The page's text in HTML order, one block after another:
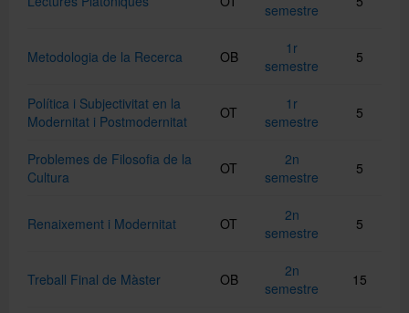
semestre
Metodologia de la Recerca OB
1r
semestre
5
Política i Subjectivitat en la
Modernitat i Postmodernitat
OT
1r
semestre
5
Problemes de Filosofia de la
Cultura
OT
2n
semestre
5
Renaixement i Modernitat OT
2n
semestre
5
Treball Final de Màster OB
2n
semestre
15